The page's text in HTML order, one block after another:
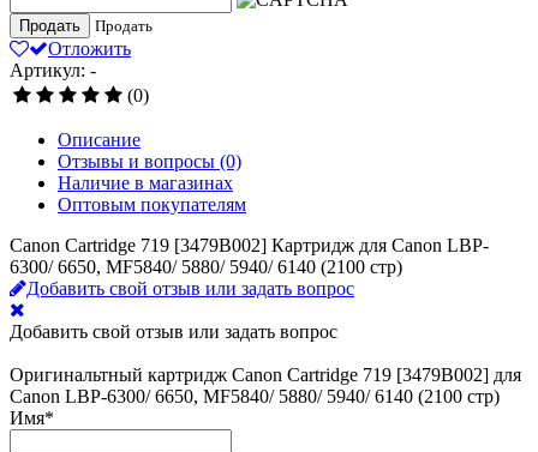
Продать Продать
Отложить
Артикул: -
(0)
Описание
Отзывы и вопросы (0)
Наличие в магазинах
Оптовым покупателям
Canon Cartridge 719 [3479B002] Картридж для Canon LBP-
6300/ 6650, MF5840/ 5880/ 5940/ 6140 (2100 стр)
Добавить свой отзыв или задать вопрос
Добавить свой отзыв или задать вопрос
Оригинальтный картридж Canon Cartridge 719 [3479B002] для
Canon LBP-6300/ 6650, MF5840/ 5880/ 5940/ 6140 (2100 стр)
Имя*